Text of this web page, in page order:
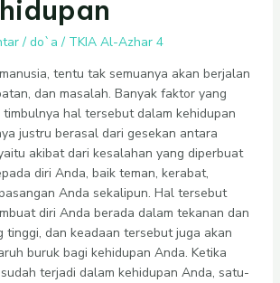
/ do`a / TKIA Al-Azhar 4
tentu tak semuanya akan berjalan
dan masalah. Banyak faktor yang
hal tersebut dalam kehidupan
justru berasal dari gesekan antara
akibat dari kesalahan yang diperbuat
diri Anda, baik teman, kerabat,
Anda sekalipun. Hal tersebut
diri Anda berada dalam tekanan dan
tinggi, dan keadaan tersebut juga akan
buruk bagi kehidupan Anda. Ketika
terjadi dalam kehidupan Anda, satu-